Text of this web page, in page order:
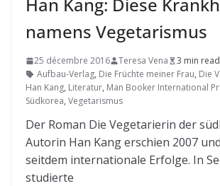
namens Vegetarismus
25 décembre 2016 Teresa Vena
3 min read
Aufbau-Verlag, Die Früchte meiner Frau, Die
Han Kang, Literatur, Man Booker International
Südkorea, Vegetarismus
Der Roman Die Vegetarierin der
Autorin Han Kang erschien 2007
seitdem internationale Erfolge. In
studierte